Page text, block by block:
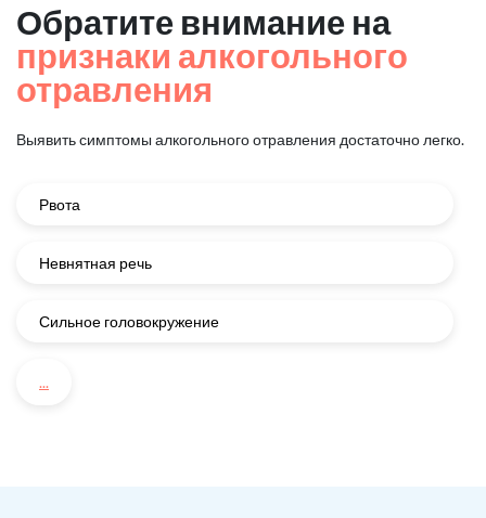
Обратите внимание на
признаки алкогольного
отравления
Выявить симптомы алкогольного отравления достаточно легко.
Рвота
Невнятная речь
Сильное головокружение
...